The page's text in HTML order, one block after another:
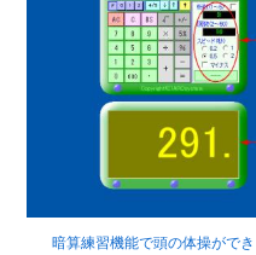
暗算練習機能で頭の体操がで